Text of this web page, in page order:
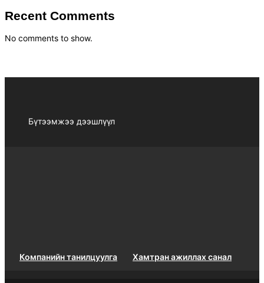
Recent Comments
No comments to show.
Бүтээмжээ дээшлүүл
Компанийн танилцуулга Хамтран ажиллах санал